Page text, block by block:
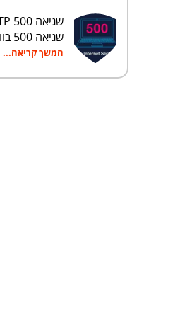
שגיאה 500 בוורדפרס?
המשך קריאה...